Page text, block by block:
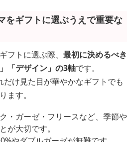
をギフトに選ぶうえで重要な
フトに選ぶ際、 最初に決めるべき
「デザイン」の3軸です。
だけ見た目が華やかなギフトでも
ます。
・ガーゼ・フリースなど、季節や
が大切です。